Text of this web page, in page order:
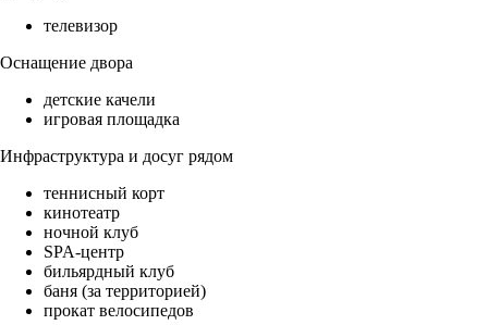
телевизор
Оснащение двора
детские качели
игровая площадка
Инфраструктура и досуг рядом
теннисный корт
кинотеатр
ночной клуб
SPA-центр
бильярдный клуб
баня (за территорией)
прокат велосипедов